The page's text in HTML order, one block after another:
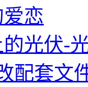
恋
光伏-
配套文